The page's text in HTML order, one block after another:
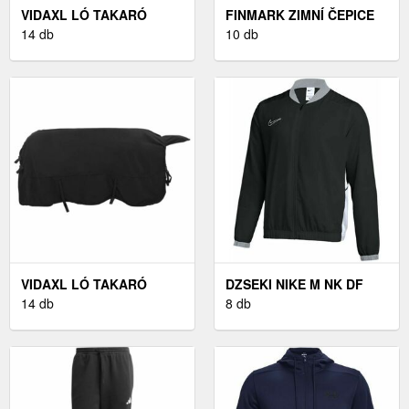
VIDAXL LÓ TAKARÓ
FEKETE 125 CM
14 db
FINMARK ZIMNÍ ČEPICE
TÉLI KÖTÖTT SAPKA,
10 db
VIDAXL LÓ TAKARÓ
FEKETE 165 CM
14 db
DZSEKI NIKE M NK DF
ACD25 TRK JKT W
8 db